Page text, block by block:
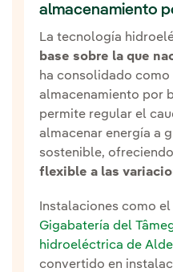
almacenamiento
La tecnología
base sobre la que
ha consolidado
almacenamiento por
permite regular el
almacenar energía a
sostenible, ofreciendo
flexible a las
otras energías
Instalaciones como
Gigabatería del
hidroeléctrica de
convertido en